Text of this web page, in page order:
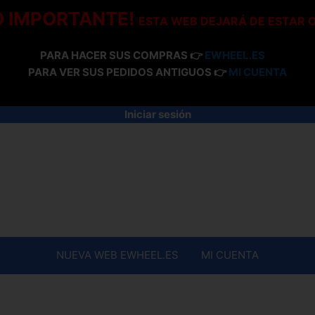
IMPORTANTE! ESTA WEB DEJARÁ DE ESTAR
PARA HACER SUS COMPRAS 👉 EWHEEL.ES
PARA VER SUS PEDIDOS ANTIGUOS 👉 MI CUENTA
Iniciar sesión
NUEVA WEB EWHEEL.ES MI CUENTA